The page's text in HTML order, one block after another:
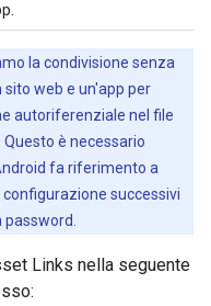
la condivisione senza
web e un'app per
autoriferenziale nel file
Questo è necessario
fa riferimento a
successivi
Links nella seguente